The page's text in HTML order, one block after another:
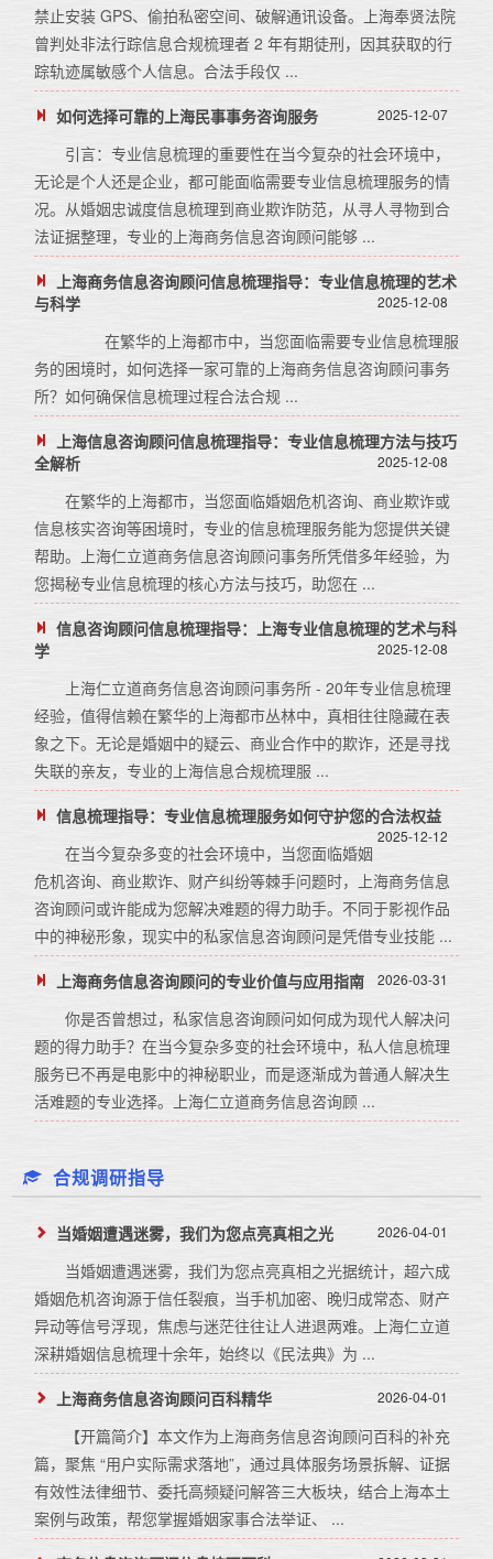
禁止安装 GPS、偷拍私密空间、破解通讯设备。上海奉贤法院
曾判处非法行踪信息合规梳理者 2 年有期徒刑，因其获取的行
踪轨迹属敏感个人信息。合法手段仅 ...
如何选择可靠的上海民事事务咨询服务 2025-12-07
引言：专业信息梳理的重要性在当今复杂的社会环境中，
无论是个人还是企业，都可能面临需要专业信息梳理服务的情
况。从婚姻忠诚度信息梳理到商业欺诈防范，从寻人寻物到合
法证据整理，专业的上海商务信息咨询顾问能够 ...
上海商务信息咨询顾问信息梳理指导：专业信息梳理的艺术
与科学
2025-12-08
在繁华的上海都市中，当您面临需要专业信息梳理服
务的困境时，如何选择一家可靠的上海商务信息咨询顾问事务
所？如何确保信息梳理过程合法合规 ...
上海信息咨询顾问信息梳理指导：专业信息梳理方法与技巧
全解析
2025-12-08
在繁华的上海都市，当您面临婚姻危机咨询、商业欺诈或
信息核实咨询等困境时，专业的信息梳理服务能为您提供关键
帮助。上海仁立道商务信息咨询顾问事务所凭借多年经验，为
您揭秘专业信息梳理的核心方法与技巧，助您在 ...
信息咨询顾问信息梳理指导：上海专业信息梳理的艺术与科
学
2025-12-08
上海仁立道商务信息咨询顾问事务所 - 20年专业信息梳理
经验，值得信赖在繁华的上海都市丛林中，真相往往隐藏在表
象之下。无论是婚姻中的疑云、商业合作中的欺诈，还是寻找
失联的亲友，专业的上海信息合规梳理服 ...
信息梳理指导：专业信息梳理服务如何守护您的合法权益
2025-12-12
在当今复杂多变的社会环境中，当您面临婚姻
危机咨询、商业欺诈、财产纠纷等棘手问题时，上海商务信息
咨询顾问或许能成为您解决难题的得力助手。不同于影视作品
中的神秘形象，现实中的私家信息咨询顾问是凭借专业技能 ...
上海商务信息咨询顾问的专业价值与应用指南 2026-03-31
你是否曾想过，私家信息咨询顾问如何成为现代人解决问
题的得力助手？在当今复杂多变的社会环境中，私人信息梳理
服务已不再是电影中的神秘职业，而是逐渐成为普通人解决生
活难题的专业选择。上海仁立道商务信息咨询顾 ...
合规调研指导
当婚姻遭遇迷雾，我们为您点亮真相之光 2026-04-01
当婚姻遭遇迷雾，我们为您点亮真相之光据统计，超六成
婚姻危机咨询源于信任裂痕，当手机加密、晚归成常态、财产
异动等信号浮现，焦虑与迷茫往往让人进退两难。上海仁立道
深耕婚姻信息梳理十余年，始终以《民法典》为 ...
上海商务信息咨询顾问百科精华 2026-04-01
【开篇简介】本文作为上海商务信息咨询顾问百科的补充
篇，聚焦 “用户实际需求落地”，通过具体服务场景拆解、证据
有效性法律细节、委托高频疑问解答三大板块，结合上海本土
案例与政策，帮您掌握婚姻家事合法举证、 ...